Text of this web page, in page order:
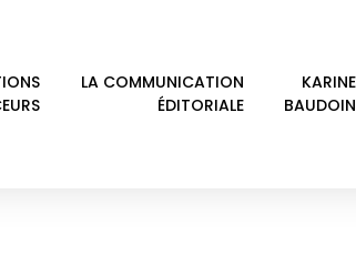
LA COMMUNICATION
ÉDITORIALE
KARINE
BAUDOIN
SOCIÉTÉ